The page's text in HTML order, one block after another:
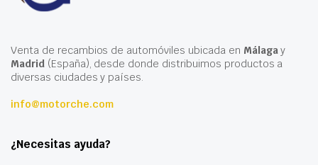
Venta de recambios de automóviles ubicada en Málagay
Madrid(España), desde donde distribuimos productos a
diversas ciudades y países.
info@motorche.com
¿Necesitas ayuda?